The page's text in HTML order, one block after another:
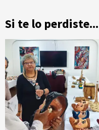
Si te lo perdiste...